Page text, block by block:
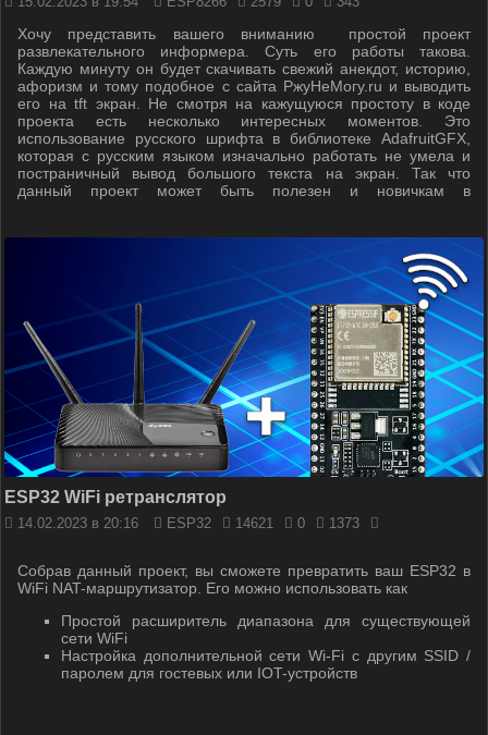
Хочу представить вашего вниманию простой проект
развлекательного информера. Суть его работы такова.
Каждую минуту он будет скачивать свежий анекдот, историю,
афоризм и тому подобное с сайта РжуНеМогу.ru и выводить
его на tft экран. Не смотря на кажущуюся простоту в коде
проекта есть несколько интересных моментов. Это
использование русского шрифта в библиотеке AdafruitGFX,
которая с русским языком изначально работать не умела и
постраничный вывод большого текста на экран. Так что
данный проект может быть полезен и новичкам в
ESP32 WiFi ретранслятор
14.02.2023 в 20:16 ESP32 14621 0 1373
Собрав данный проект, вы сможете превратить ваш ESP32 в
WiFi NAT-маршрутизатор. Его можно использовать как
Простой расширитель диапазона для существующей
сети WiFi
Настройка дополнительной сети Wi-Fi с другим SSID /
паролем для гостевых или IOT-устройств